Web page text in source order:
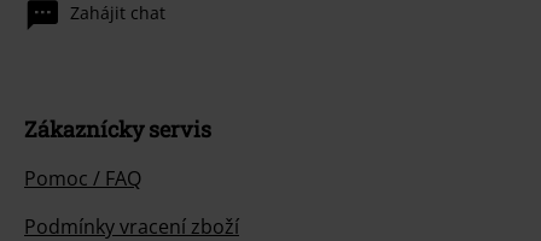
Zahájit chat
Zákaznícky servis
Pomoc / FAQ
Podmínky vracení zboží